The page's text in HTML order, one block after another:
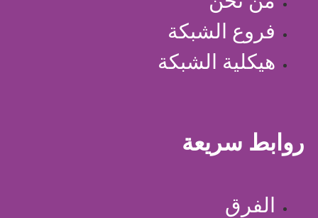
فروع الشبكة
هيكلية الشبكة
روابط سريعة
الفرق